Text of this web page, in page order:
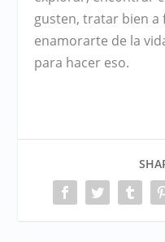
gusten, tratar bien a
enamorarte de la
para hacer eso.